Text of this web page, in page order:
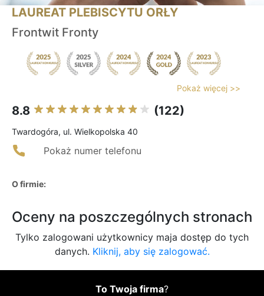
LAUREAT PLEBISCYTU ORŁY
Frontwit Fronty
Pokaż więcej >>
8.8 (122)
Twardogóra, ul. Wielkopolska 40
Pokaż numer telefonu
O firmie:
Oceny na poszczególnych stronach
Tylko zalogowani użytkownicy maja dostęp do tych
danych. Kliknij, aby się zalogować.
To Twoja firma?